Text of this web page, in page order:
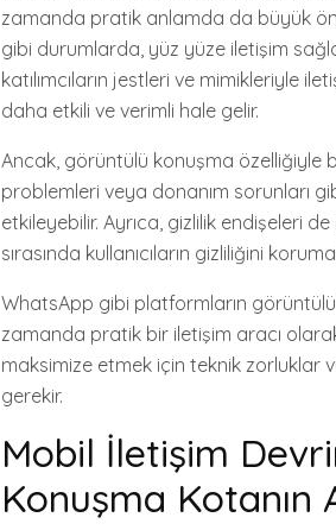
zamanda pratik anlamda da büyük
gibi durumlarda, yüz yüze iletişim
katılımcıların jestleri ve mimikleriyle
daha etkili ve verimli hale gelir.
Ancak, görüntülü konuşma özelliğiyle
problemleri veya donanım sorunları
etkileyebilir. Ayrıca, gizlilik endişeleri
sırasında kullanıcıların gizliliğini
WhatsApp gibi platformların
zamanda pratik bir iletişim aracı
maksimize etmek için teknik zorluklar
gerekir.
Mobil İletişim
Konuşma Kotanın